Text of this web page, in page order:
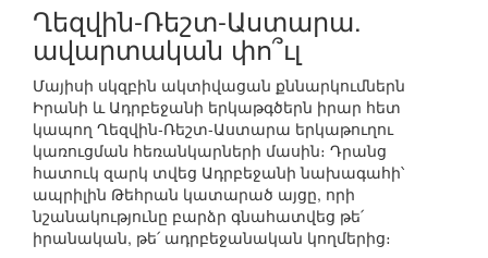
Ղեզվին-Ռեշտ-Աստարա.
ավարտական փո՞ւլ
Մայիսի սկզբին ակտիվացան քննարկումներն
Իրանի և Ադրբեջանի երկաթգծերն իրար հետ
կապող Ղեզվին-Ռեշտ-Աստարա երկաթուղու
կառուցման հեռանկարների մասին։ Դրանց
հատուկ զարկ տվեց Ադրբեջանի նախագահի՝
ապրիլին Թեհրան կատարած այցը, որի
նշանակությունը բարձր գնահատվեց թե՛
իրանական, թե՛ ադրբեջանական կողմերից։